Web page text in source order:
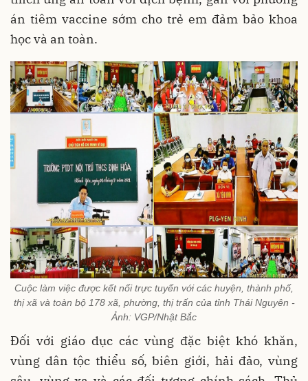
án tiêm vaccine sớm cho trẻ em đảm bảo khoa
học và an toàn.
Cuộc làm việc được kết nối trực tuyến với các huyện, thành phố,
thị xã và toàn bộ 178 xã, phường, thị trấn của tỉnh Thái Nguyên -
Ảnh: VGP/Nhật Bắc
Đối với giáo dục các vùng đặc biệt khó khăn,
vùng dân tộc thiểu số, biên giới, hải đảo, vùng